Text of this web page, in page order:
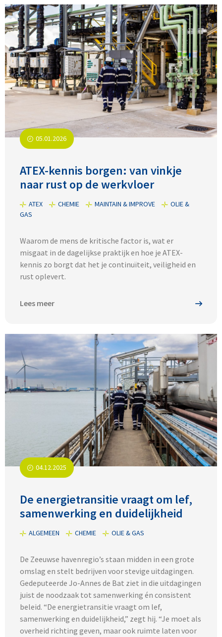
05.01.2026
ATEX-kennis borgen: van vinkje
naar rust op de werkvloer
ATEX CHEMIE MAINTAIN & IMPROVE
OLIE &
GAS
Waarom de mens de kritische factor is, wat er
misgaat in de dagelijkse praktijk en hoe je ATEX-
kennis zo borgt dat het je continuïteit, veiligheid en
rust oplevert.
Lees meer
04.12.2025
De energietransitie vraagt om lef,
samenwerking en duidelijkheid
ALGEMEEN CHEMIE OLIE & GAS
De Zeeuwse havenregio’s staan midden in een grote
omslag en stelt bedrijven voor stevige uitdagingen.
Gedeputeerde Jo-Annes de Bat ziet in die uitdagingen
juist de noodzaak tot samenwerking én consistent
beleid. “De energietransitie vraagt om lef,
samenwerking en duidelijkheid,” zegt hij. “Je moet als
overheid richting geven, maar ook ruimte laten voor